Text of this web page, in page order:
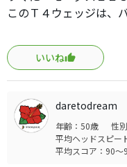
このＴ４ウェッジは、
目に置いてもダフリに
フロントエッジもまっ
これ以外に５４度も使
度ですが、ここでもバ
フルショットはしませ
ン（ＪＰＸ９００）と
アプローチではスピン
しかし、グリーン際の
いいね
daretodream
年齢：50歳 性
平均ヘッドスピ
平均スコア：90～